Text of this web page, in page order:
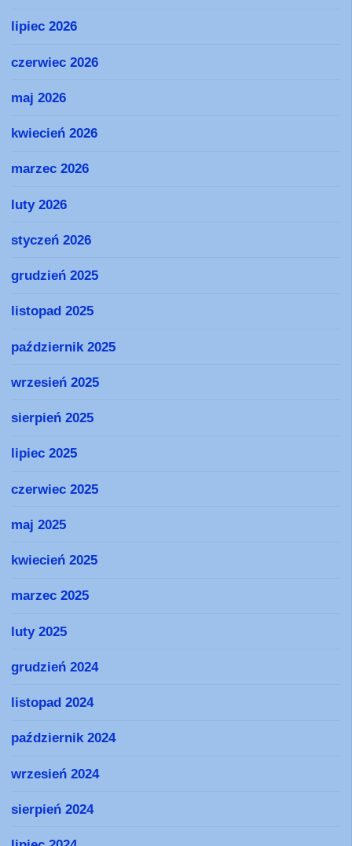
lipiec 2026
czerwiec 2026
maj 2026
kwiecień 2026
marzec 2026
luty 2026
styczeń 2026
grudzień 2025
listopad 2025
październik 2025
wrzesień 2025
sierpień 2025
lipiec 2025
czerwiec 2025
maj 2025
kwiecień 2025
marzec 2025
luty 2025
grudzień 2024
listopad 2024
październik 2024
wrzesień 2024
sierpień 2024